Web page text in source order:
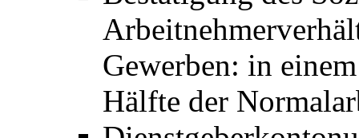
Gewerben: in
Hälfte der